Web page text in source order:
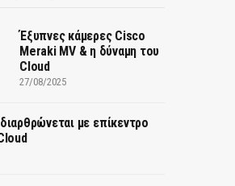
Έξυπνες κάμερες Cisco
Meraki MV & η δύναμη του
Cloud
27/08/2025
με επίκεντρο